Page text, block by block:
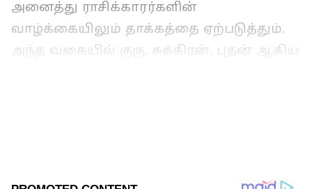
அனைத்து ராசிக்காரர்களின்
வாழ்க்கையிலும் தாக்கத்தை ஏற்படுத்தும்.
அந்த வகையில் குரு, சுக்கிரன், புதன் ஆகிய
மாதங்களுக்கு வாழ்வில் புதிய உச்சத்தைத்